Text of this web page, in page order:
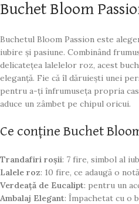
Buchet Bloom
Buchetul Bloom Passion este
iubire și pasiune. Combinând
delicatețea lalelelor roz, acest
eleganță. Fie că îl dăruiești unei
pentru a-ți înfrumuseța propria
aduce un zâmbet pe chipul oricui.
Ce conține Buchet
Trandafiri roșii: 7 fire, simbol al
Lalele roz: 10 fire, ce adaugă o
Verdeață de Eucalipt: pentru un
Ambalaj Elegant: Împachetat cu o